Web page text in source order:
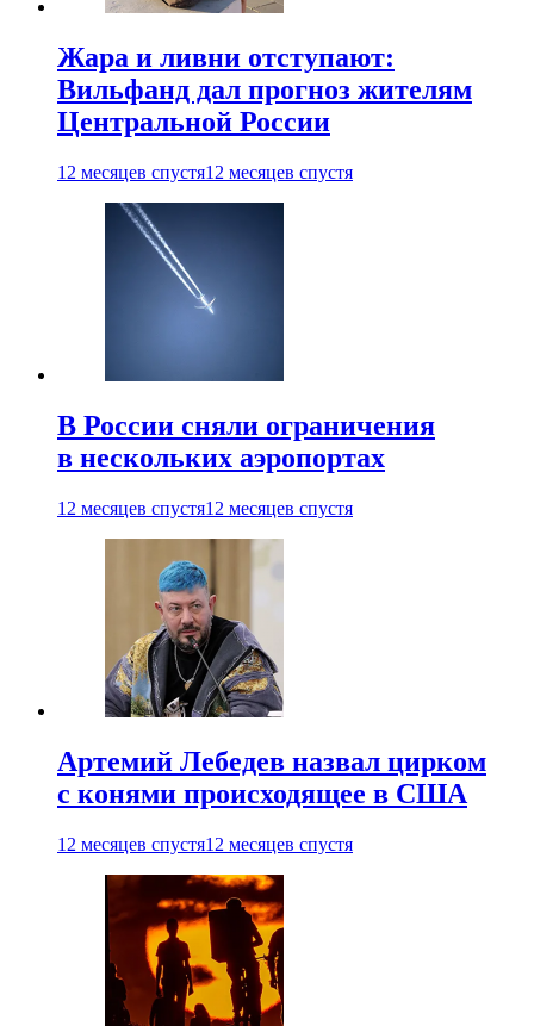
Жара и ливни отступают:
Вильфанд дал прогноз жителям
Центральной России
12 месяцев спустя12 месяцев спустя
В России сняли ограничения
в нескольких аэропортах
12 месяцев спустя12 месяцев спустя
Артемий Лебедев назвал цирком
с конями происходящее в США
12 месяцев спустя12 месяцев спустя